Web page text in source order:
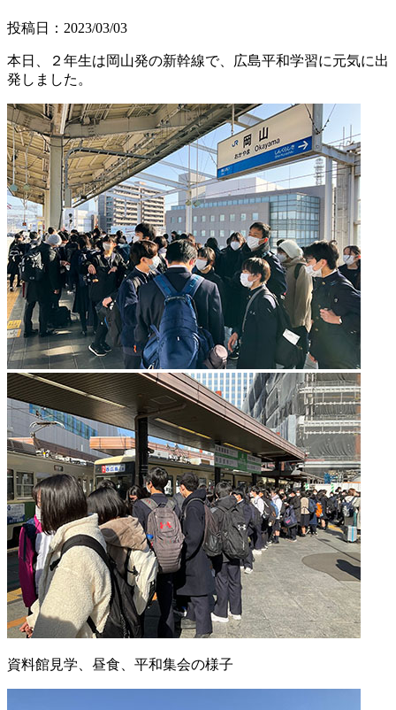
投稿日：2023/03/03
本日、２年生は岡山発の新幹線で、広島平和学習に元気に出
発しました。
資料館見学、昼食、平和集会の様子